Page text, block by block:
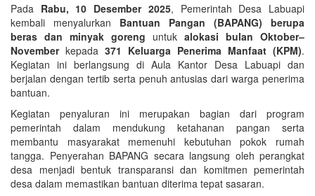
Pada Rabu, 10 Desember 2025, Pemerintah Desa Labuapi
kembali menyalurkan Bantuan Pangan (BAPANG) berupa
beras dan minyak goreng untuk alokasi bulan Oktober–
Novemberkepada 371 Keluarga Penerima Manfaat (KPM).
Kegiatan ini berlangsung di Aula Kantor Desa Labuapi dan
berjalan dengan tertib serta penuh antusias dari warga penerima
bantuan.
Kegiatan penyaluran ini merupakan bagian dari program
pemerintah dalam mendukung ketahanan pangan serta
membantu masyarakat memenuhi kebutuhan pokok rumah
tangga. Penyerahan BAPANG secara langsung oleh perangkat
desa menjadi bentuk transparansi dan komitmen pemerintah
desa dalam memastikan bantuan diterima tepat sasaran.